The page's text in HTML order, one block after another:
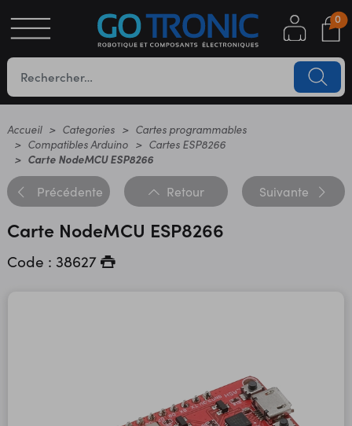
0
Accueil Categories
Cartes programmables
Compatibles Arduino
Cartes ESP8266
Carte NodeMCU ESP8266
Précédente Retour Suivante
Carte NodeMCU ESP8266
Code : 38627